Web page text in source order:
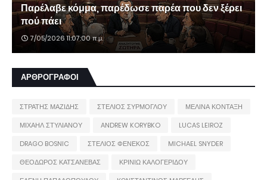
Παρέλαβε κόμμα, παρέδωσε παρέα που δεν ξέρει
πού πάει
7/05/2026 11:07:00 π.μ.
ΑΡΘΡΟΓΡΑΦΟΙ
ΣΤΡΑΤΗΣ ΜΑΖΙΔΗΣ ΣΤΕΛΙΟΣ ΣΥΡΜΟΓΛΟΥ
ΜΕΛΙΝΑ ΚΟΝΤΑΞΗ
ΜΙΧΑΗΛ ΣΤΥΛΙΑΝΟΥ
ANDREW KORYBKO
LUCAS LEIROZ
DRAGO BOSNIC
ΣΤΕΛΙΟΣ ΦΕΝΕΚΟΣ
MICHAEL SNYDER
ΘΕΟΔΩΡΟΣ ΚΑΤΣΑΝΕΒΑΣ
ΚΡΙΝΙΩ ΚΑΛΟΓΕΡΙΔΟΥ